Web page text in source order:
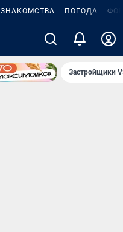
ЗНАКОМСТВА ПОГОДА
Застройщики